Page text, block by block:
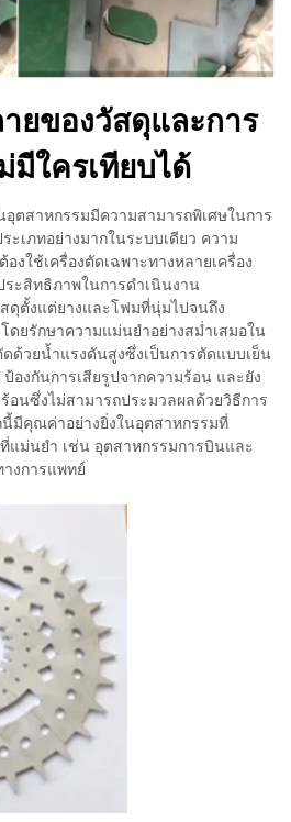
ยของวัสดุและการ
มีใครเทียบได้
ตสาหกรรมมีความสามารถพิเศษในการ
เภทอย่างมากในระบบเดียว ความ
งใช้เครื่องตัดเฉพาะทางหลายเครื่อง
ะสิทธิภาพในการดำเนินงาน
ดุตั้งแต่ยางและโฟมที่นุ่มไปจนถึง
ดยรักษาความแม่นยำอย่างสม่ำเสมอใน
ด้วยน้ำแรงดันสูงซึ่งเป็นการตัดแบบเย็น
งกันการเสียรูปจากความร้อน และยัง
อนซึ่งไม่สามารถประมวลผลด้วยวิธีการ
มีคุณค่าอย่างยิ่งในอุตสาหกรรมที่
ม่นยำ เช่น อุตสาหกรรมการบินและ
งการแพทย์